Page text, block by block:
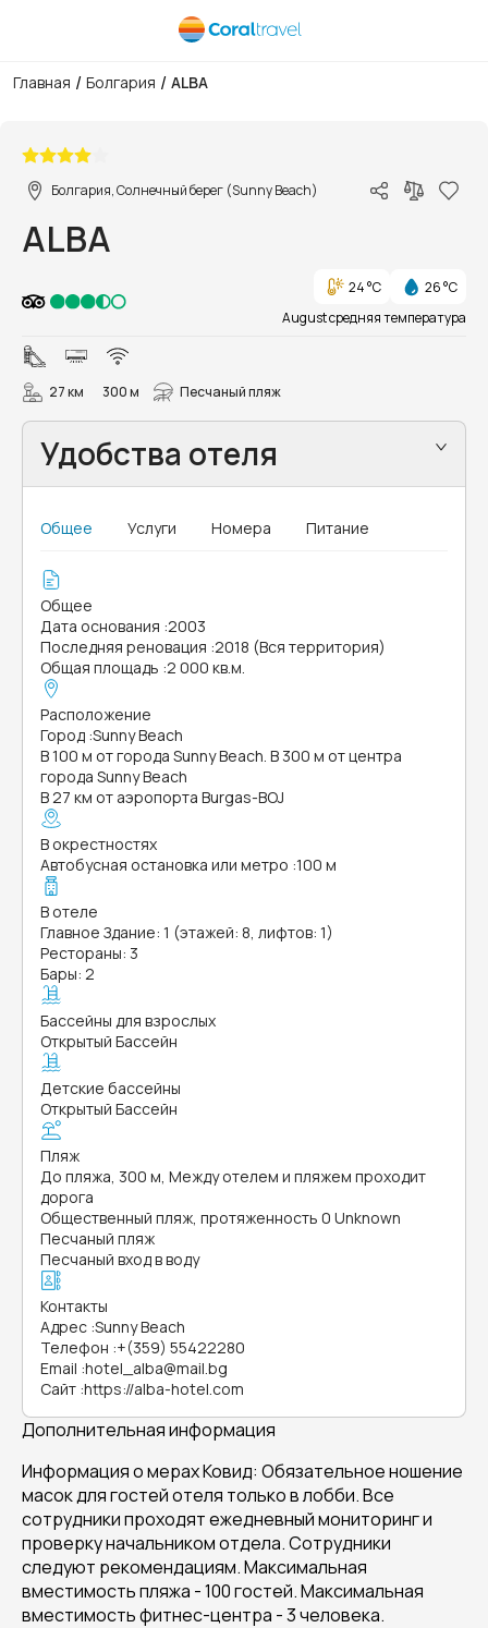
Главная / Болгария / ALBA
Болгария, Солнечный берег (Sunny Beach)
ALBA
24 °C
26 °C
August средняя температура
27 км 300 м Песчаный пляж
Удобства отеля
Общее Услуги Номера Питание
Общее
Дата основания :2003
Последняя реновация :2018 (Вся территория)
Общая площадь :2 000 кв.м.
Расположение
Город :Sunny Beach
В 100 м от города Sunny Beach. В 300 м от центра
города Sunny Beach
В 27 км от аэропорта Burgas-BOJ
В окрестностях
Автобусная остановка или метро :100 м
В отеле
Главное Здание: 1 (этажей: 8, лифтов: 1)
Рестораны: 3
Бары: 2
Бассейны для взрослых
Открытый Бассейн
Детские бассейны
Открытый Бассейн
Пляж
До пляжа, 300 м, Между отелем и пляжем проходит
дорога
Общественный пляж, протяженность 0 Unknown
Песчаный пляж
Песчаный вход в воду
Контакты
Адрес :Sunny Beach
Телефон :+(359) 55422280
Email :hotel_alba@mail.bg
Сайт :https://alba-hotel.com
Дополнительная информация
Информация о мерах Ковид: Обязательное ношение
масок для гостей отеля только в лобби. Все
сотрудники проходят ежедневный мониторинг и
проверку начальником отдела. Сотрудники
следуют рекомендациям. Максимальная
вместимость пляжа - 100 гостей. Максимальная
вместимость фитнес-центра - 3 человека.